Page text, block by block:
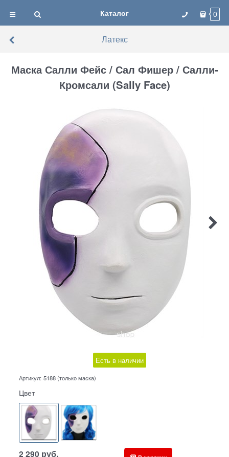
Каталог 0
Латекс
Маска Салли Фейс / Сал Фишер / Салли-
Кромсали (Sally Face)
Есть в наличии
Артикул: 5188 (только маска)
Цвет
2 290 руб.